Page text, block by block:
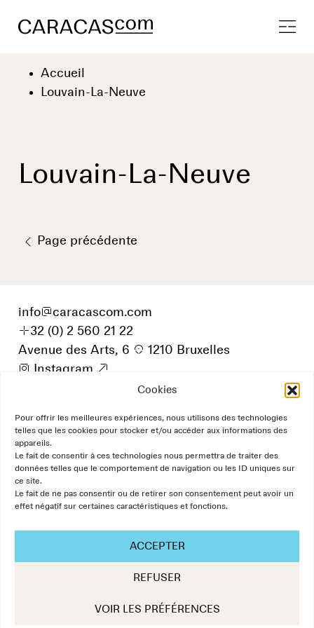
Cookies
Pour offrir les meilleures expériences, nous utilisons des technologies
telles que les cookies pour stocker et/ou accéder aux informations des
appareils.
Le fait de consentir à ces technologies nous permettra de traiter des
données telles que le comportement de navigation ou les ID uniques sur
ce site.
Le fait de ne pas consentir ou de retirer son consentement peut avoir un
effet négatif sur certaines caractéristiques et fonctions.
ACCEPTER
REFUSER
VOIR LES PRÉFÉRENCES
Accueil
Louvain-La-Neuve
Louvain-La-Neuve
Page précédente
info@caracascom.com
+32 (0) 2 560 21 22
Avenue des Arts, 6 p 1210 Bruxelles
i Instagram 9
The Art of Communication